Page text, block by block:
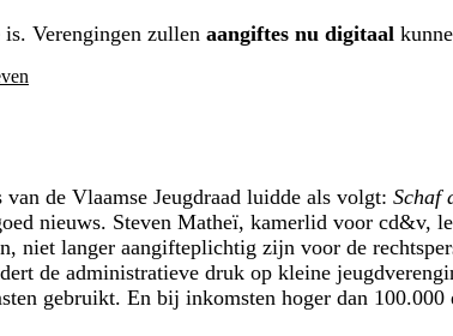
is. Verengingen zullen aangiftes nu digitaal
de Vlaamse Jeugdraad luidde als volgt: Schaf
nieuws. Steven Matheï, kamerlid voor cd&v,
niet langer aangifteplichtig zijn voor de
de administratieve druk op kleine
gebruikt. En bij inkomsten hoger dan